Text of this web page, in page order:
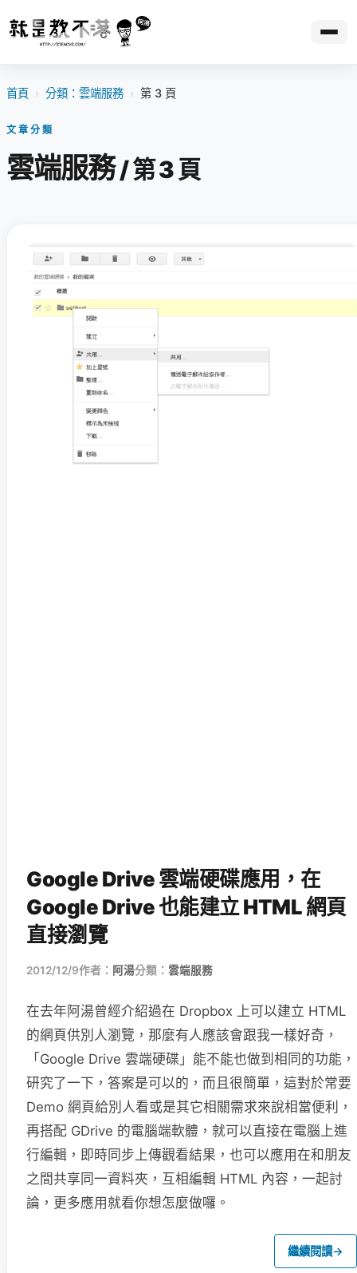
首頁 › 分類：雲端服務 › 第 3 頁
文章分類
雲端服務/ 第 3 頁
Google Drive 雲端硬碟應用，在
Google Drive 也能建立 HTML 網頁
直接瀏覽
2012/12/9作者： 阿湯分類： 雲端服務
在去年阿湯曾經介紹過在 Dropbox 上可以建立 HTML
的網頁供別人瀏覽，那麼有人應該會跟我一樣好奇，
「Google Drive 雲端硬碟」能不能也做到相同的功能，
研究了一下，答案是可以的，而且很簡單，這對於常要
Demo 網頁給別人看或是其它相關需求來說相當便利，
再搭配 GDrive 的電腦端軟體，就可以直接在電腦上進
行編輯，即時同步上傳觀看結果，也可以應用在和朋友
之間共享同一資料夾，互相編輯 HTML 內容，一起討
論，更多應用就看你想怎麼做囉。
繼續閱讀→